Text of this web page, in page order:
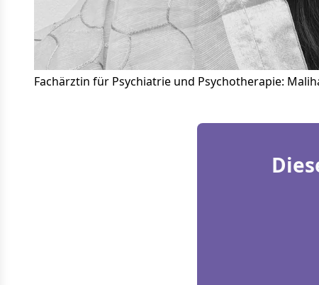
Fachärztin für Psychiatrie und Psychotherapie: